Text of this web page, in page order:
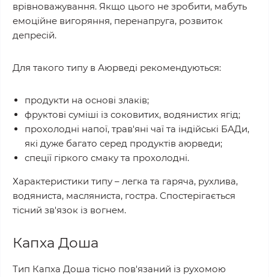
врівноважування. Якщо цього не зробити, мабуть
емоційне вигоряння, перенапруга, розвиток
депресій.
Для такого типу в Аюрведі рекомендуються:
продукти на основі злаків;
фруктові суміші із соковитих, водянистих ягід;
прохолодні напої, трав'яні чаї та індійські БАДи,
які дуже багато серед продуктів аюрведи;
спеції гіркого смаку та прохолодні.
Характеристики типу – легка та гаряча, рухлива,
водяниста, масляниста, гостра. Спостерігається
тісний зв'язок із вогнем.
Капха Доша
Тип Капха Доша тісно пов'язаний із рухомою